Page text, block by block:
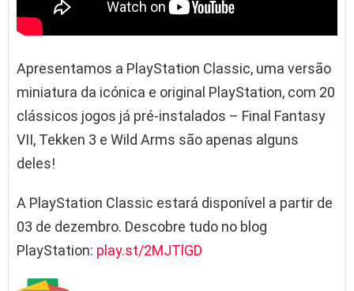
Apresentamos a PlayStation Classic, uma versão
miniatura da icónica e original PlayStation, com 20
clássicos jogos já pré-instalados – Final Fantasy
VII, Tekken 3 e Wild Arms são apenas alguns
deles!
A PlayStation Classic estará disponível a partir de
03 de dezembro. Descobre tudo no blog
PlayStation: play.st/2MJTlGD